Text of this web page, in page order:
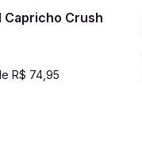
Capricho Crush
R$ 74,95